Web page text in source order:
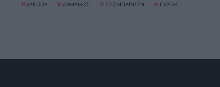
#ΑΛΚΟΟΛ # ΑΝΗΛΙΚΟΣ # ΤΖΟ ΜΠΑΪΝΤΕΝ # ΠΑΣΟΚ